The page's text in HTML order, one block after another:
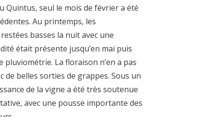
Quintus, seul le mois de février a été
Au printemps, les
basses la nuit avec une
était présente jusqu’en mai puis
pluviométrie. La floraison n’en a pas
de belles sorties de grappes. Sous un
de la vigne a été très soutenue
avec une pousse importante des